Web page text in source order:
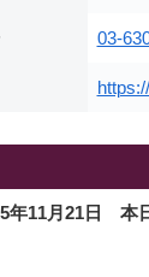
03-
年11月21日 本